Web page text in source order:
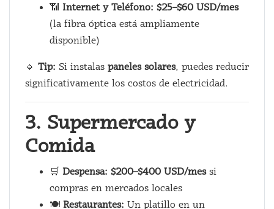
📶 Internet y Teléfono: $25–$60 USD/mes
(la fibra óptica está ampliamente
disponible)
🔹 Tip: Si instalas paneles solares, puedes reducir
significativamente los costos de electricidad.
3. Supermercado y
Comida
🛒 Despensa: $200–$400 USD/messi
compras en mercados locales
🍽️ Restaurantes: Un platillo en un